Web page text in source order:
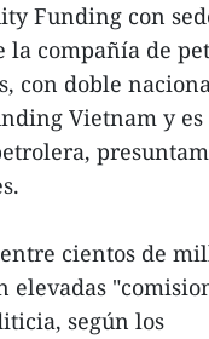
Funding con
compañía de
con doble
Vietnam y es
cientos de
según los